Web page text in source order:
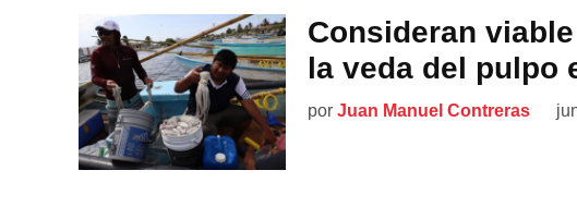
Consideran
la veda del pulpo
por Juan Manuel Contreras